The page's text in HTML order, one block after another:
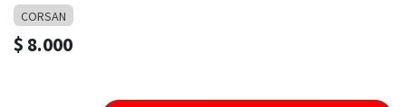
CORSAN
$ 8.000